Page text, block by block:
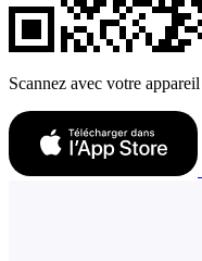
Scannez avec votre